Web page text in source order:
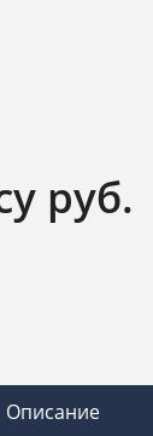
руб.
Описание